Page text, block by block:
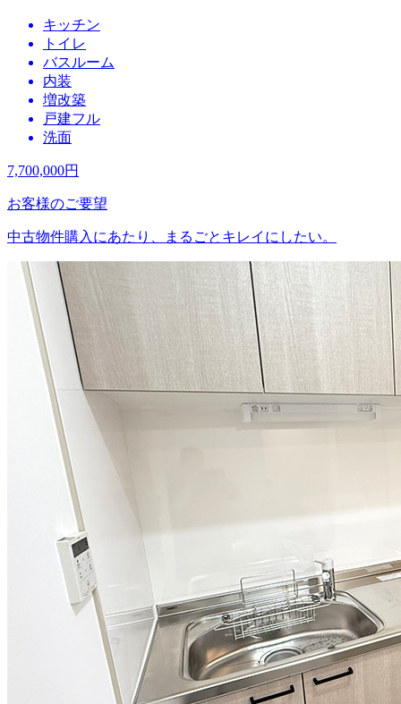
キッチン
トイレ
バスルーム
内装
増改築
戸建フル
洗面
7,700,000円
お客様のご要望
中古物件購入にあたり、まるごとキレイにしたい。